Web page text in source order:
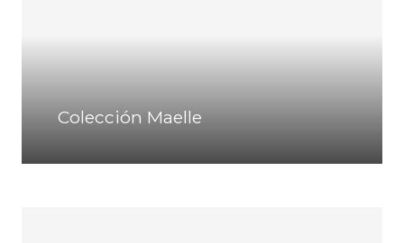
Colección Maelle